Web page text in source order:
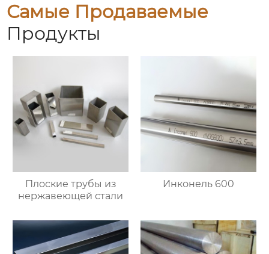
Самые Продаваемые
Продукты
Плоские трубы из
нержавеющей стали
Инконель 600